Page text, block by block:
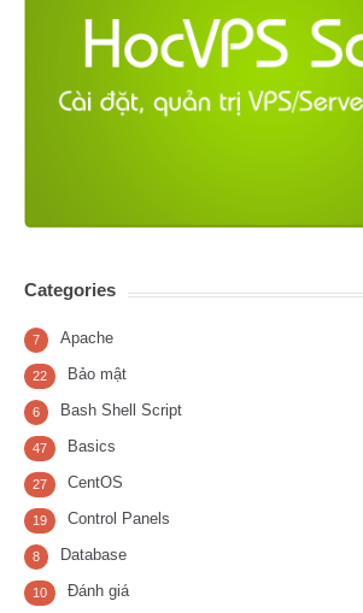
Categories
Apache
7
Bảo mật
22
Bash Shell Script
6
Basics
47
CentOS
27
Control Panels
19
Database
8
Đánh giá
10